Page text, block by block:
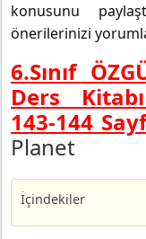
konusunu
önerilerinizi
6.Sınıf
Ders
143-144
Planet
İçindekiler
6. Sınıf